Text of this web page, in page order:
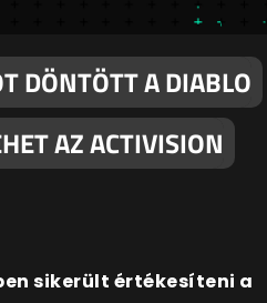
DÖNTÖTT A DIABLO
AZ ACTIVISION
sikerült értékesíteni a